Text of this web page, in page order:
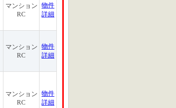
マンション
RC
物件
詳細
マンション
RC
物件
詳細
マンション
RC
物件
詳細